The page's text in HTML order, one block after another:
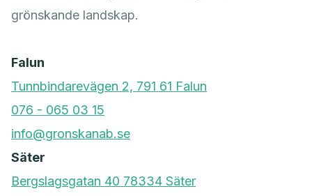
grönskande landskap.
Falun
Tunnbindarevägen 2, 791 61 Falun
076 - 065 03 15
info@gronskanab.se
Säter
Bergslagsgatan 40 78334 Säter